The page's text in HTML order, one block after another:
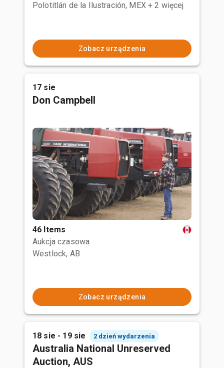
Polotitlán de la Ilustración, MEX + 2 więcej
Zobacz urządzenia
17 sie
Don Campbell
46 Items
Aukcja czasowa
Westlock, AB
Zobacz urządzenia
18 sie - 19 sie 2 dzień wydarzenia
Australia National Unreserved
Auction, AUS